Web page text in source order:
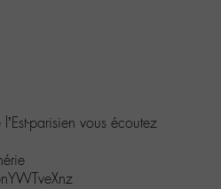
parisien vous écoutez